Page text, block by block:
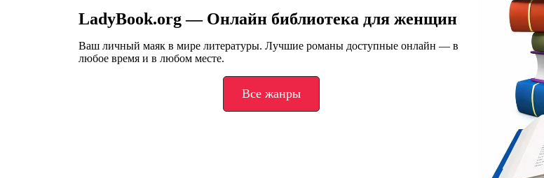
LadyBook.org — Онлайн библиотека для женщин
Ваш личный маяк в мире литературы. Лучшие романы доступные онлайн — в
любое время и в любом месте.
Все жанры